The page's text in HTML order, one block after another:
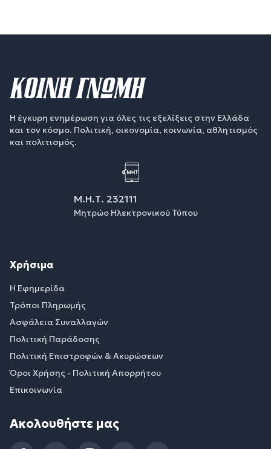
Η έγκυρη ενημέρωση για όλες τις εξελίξεις στην Ελλάδα
και τον κόσμο. Πολιτική, οικονομία, κοινωνία, αθλητισμός
και πολιτισμός.
Μ.Η.Τ. 232111
Μητρώο Ηλεκτρονικού Τύπου
Χρήσιμα
Η Εφημερίδα
Τρόποι Πληρωμής
Ασφάλεια Συναλλαγών
Πολιτική Παράδοσης
Πολιτική Επιστροφών & Ακυρώσεων
Όροι Χρήσης - Πολιτική Απορρήτου
Επικοινωνία
Ακολουθήστε μας